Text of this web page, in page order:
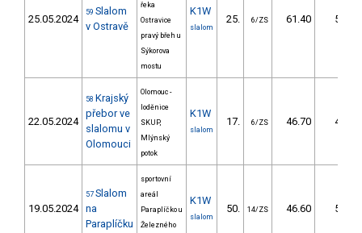
25.05.2024
59 Slalom
v Ostravě
řeka
Ostravice
pravý břeh u
Sýkorova
mostu
K1W
slalom
25. 6/ZS 61.40 53,5
22.05.2024
58 Krajský
přebor ve
slalomu v
Olomouci
Olomouc -
loděnice
SKUP,
Mlýnský
potok
K1W
slalom
17. 6/ZS 46.70 45,2
19.05.2024
57 Slalom
na
Paraplíčku
sportovní
areál
Paraplíčko u
Železného
K1W
slalom
50. 14/ZS 46.60 51,3